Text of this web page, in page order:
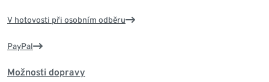
V hotovosti při osobním odběru
PayPal
Možnosti dopravy